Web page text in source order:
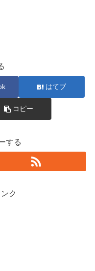
はてブ
コピー
する
ク